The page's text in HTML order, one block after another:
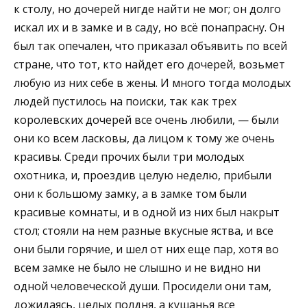
к столу, но дочерей нигде найти не мог; он долго
искал их и в замке и в саду, но всё понапрасну. Он
был так опечален, что приказал объявить по всей
стране, что тот, кто найдет его дочерей, возьмет
любую из них себе в жены. И много тогда молодых
людей пустилось на поиски, так как трех
королевских дочерей все очень любили, — были
они ко всем ласковы, да лицом к тому же очень
красивы. Среди прочих были три молодых
охотника, и, проездив целую неделю, прибыли
они к большому замку, а в замке том были
красивые комнаты, и в одной из них был накрыт
стол; стояли на нем разные вкусные яства, и все
они были горячие, и шел от них еще пар, хотя во
всем замке не было не слышно и не видно ни
одной человеческой души. Просидели они там,
дожидаясь, целых полдня, а кушанья все